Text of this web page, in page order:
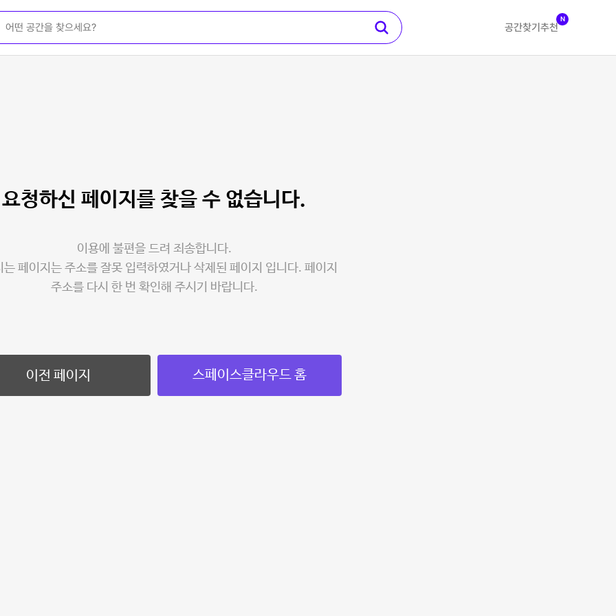
공간찾기 추천
N
요청하신 페이지를 찾을 수 없습니다.
이용에 불편을 드려 죄송합니다.
는 페이지는 주소를 잘못 입력하였거나 삭제된 페이지 입니다. 페이지
주소를 다시 한 번 확인해 주시기 바랍니다.
이전 페이지 스페이스클라우드 홈